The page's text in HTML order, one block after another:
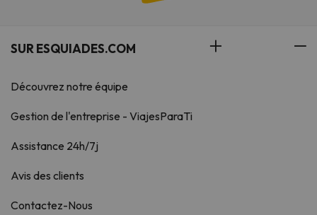
SUR ESQUIADES.COM
Découvrez notre équipe
Gestion de l'entreprise - ViajesParaTi
Assistance 24h/7j
Avis des clients
Contactez-Nous